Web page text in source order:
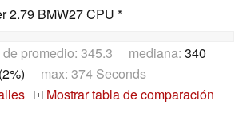
2.79 BMW27 CPU *
promedio: 345.3 mediana: 340
(2%) max: 374 Seconds
+
Mostrar tabla de comparación